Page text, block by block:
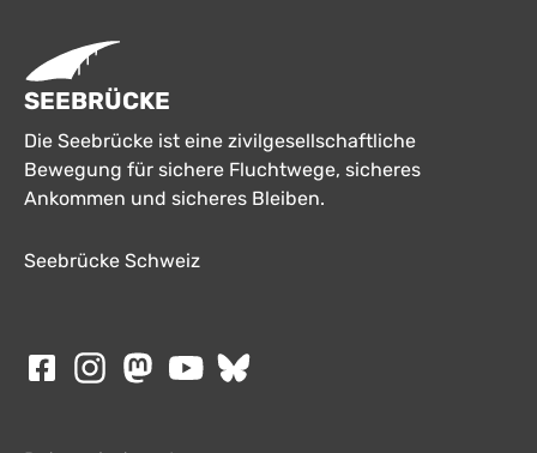
SEEBRÜCKE
Die Seebrücke ist eine zivilgesellschaftliche
Bewegung für sichere Fluchtwege, sicheres
Ankommen und sicheres Bleiben.
Seebrücke Schweiz